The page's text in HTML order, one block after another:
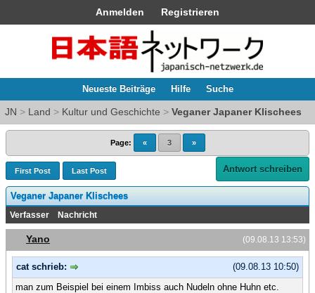
Anmelden Registrieren
Neueste Beiträge Hilfe Suche
JN > Land > Kultur und Geschichte > Veganer Japaner Klischees
Page: « 3 »
First Post Last Post Antwort schreiben
Veganer Japaner Klischees
Verfasser Nachricht
(09.08.13 13:53)
Yano
(09.08.13 10:50)
cat schrieb:
man zum Beispiel bei einem Imbiss auch Nudeln ohne Huhn etc.